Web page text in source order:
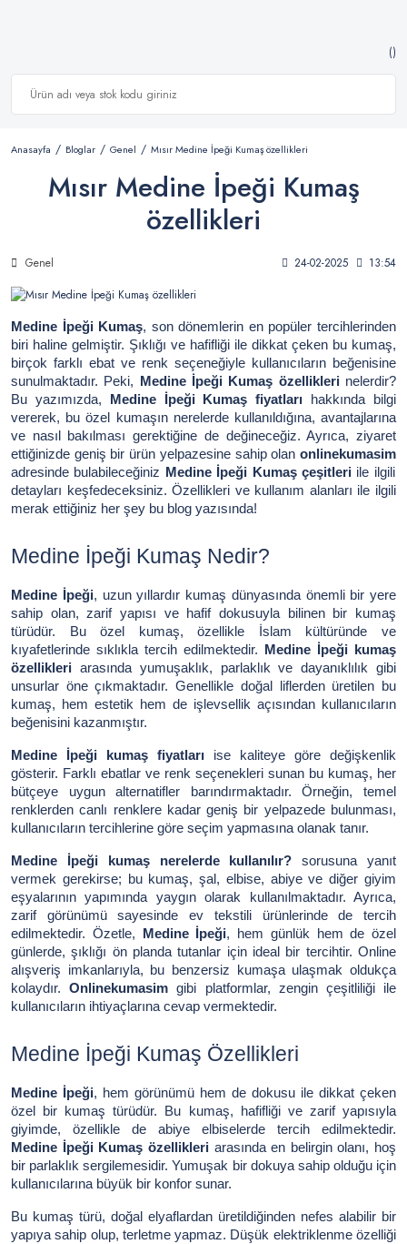
Anasayfa Bloglar Genel Mısır Medine İpeği Kumaş özellikleri
Mısır Medine İpeği Kumaş
özellikleri
Genel 24-02-2025 13:54
Medine İpeği Kumaş, son dönemlerin en popüler tercihlerinden
biri haline gelmiştir. Şıklığı ve hafifliği ile dikkat çeken bu kumaş,
birçok farklı ebat ve renk seçeneğiyle kullanıcıların beğenisine
sunulmaktadır. Peki,
Medine İpeği Kumaş özelliklerinelerdir?
Bu yazımızda,
Medine İpeği Kumaş fiyatları hakkında bilgi
vererek, bu özel kumaşın nerelerde kullanıldığına, avantajlarına
ve nasıl bakılması gerektiğine de değineceğiz. Ayrıca, ziyaret
ettiğinizde geniş bir ürün yelpazesine sahip olan onlinekumasim
adresinde bulabileceğiniz
Medine İpeği Kumaş çeşitleriile ilgili
detayları keşfedeceksiniz. Özellikleri ve kullanım alanları ile ilgili
merak ettiğiniz her şey bu blog yazısında!
Medine İpeği Kumaş Nedir?
Medine İpeği, uzun yıllardır kumaş dünyasında önemli bir yere
sahip olan, zarif yapısı ve hafif dokusuyla bilinen bir kumaş
türüdür. Bu özel kumaş, özellikle İslam kültüründe ve
kıyafetlerinde sıklıkla tercih edilmektedir.
Medine İpeği kumaş
özellikleri arasında yumuşaklık, parlaklık ve dayanıklılık gibi
unsurlar öne çıkmaktadır. Genellikle doğal liflerden üretilen bu
kumaş, hem estetik hem de işlevsellik açısından kullanıcıların
beğenisini kazanmıştır.
Medine İpeği kumaş fiyatları ise kaliteye göre değişkenlik
gösterir. Farklı ebatlar ve renk seçenekleri sunan bu kumaş, her
bütçeye uygun alternatifler barındırmaktadır. Örneğin, temel
renklerden canlı renklere kadar geniş bir yelpazede bulunması,
kullanıcıların tercihlerine göre seçim yapmasına olanak tanır.
Medine İpeği kumaş nerelerde kullanılır? sorusuna yanıt
vermek gerekirse; bu kumaş, şal, elbise, abiye ve diğer giyim
eşyalarının yapımında yaygın olarak kullanılmaktadır. Ayrıca,
zarif görünümü sayesinde ev tekstili ürünlerinde de tercih
edilmektedir. Özetle,
Medine İpeği, hem günlük hem de özel
günlerde, şıklığı ön planda tutanlar için ideal bir tercihtir. Online
alışveriş imkanlarıyla, bu benzersiz kumaşa ulaşmak oldukça
kolaydır.Onlinekumasim gibi platformlar, zengin çeşitliliği ile
kullanıcıların ihtiyaçlarına cevap vermektedir.
Medine İpeği Kumaş Özellikleri
Medine İpeği, hem görünümü hem de dokusu ile dikkat çeken
özel bir kumaş türüdür. Bu kumaş, hafifliği ve zarif yapısıyla
giyimde, özellikle de abiye elbiselerde tercih edilmektedir.
Medine İpeği Kumaş özellikleriarasında en belirgin olanı, hoş
bir parlaklık sergilemesidir. Yumuşak bir dokuya sahip olduğu için
kullanıcılarına büyük bir konfor sunar.
Bu kumaş türü, doğal elyaflardan üretildiğinden nefes alabilir bir
yapıya sahip olup, terletme yapmaz. Düşük elektriklenme özelliği